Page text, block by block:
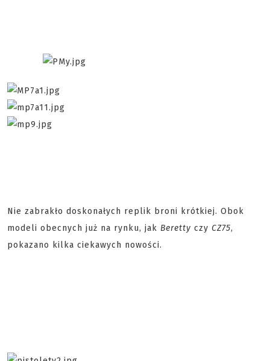
Nie zabrakło doskonałych replik broni krótkiej. Obok
modeli obecnych już na rynku, jak Beretty czy CZ75,
pokazano kilka ciekawych nowości.